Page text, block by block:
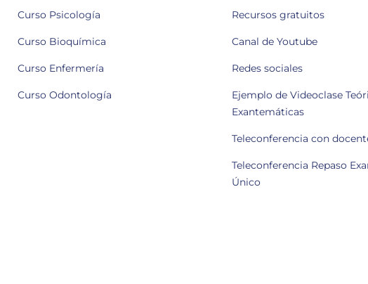
Curso Psicología
Curso Bioquímica
Curso Enfermería
Curso Odontología
Recursos gratuitos
Canal de Youtube
Redes sociales
Ejemplo de Videoclase
Exantemáticas
Teleconferencia con
Teleconferencia Repaso
Único